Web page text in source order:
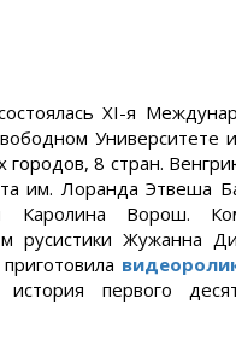
XI-я
Университете
8 стран.
им. Лоранда Этвеша
Ворош.
русистики Жужанна
первого